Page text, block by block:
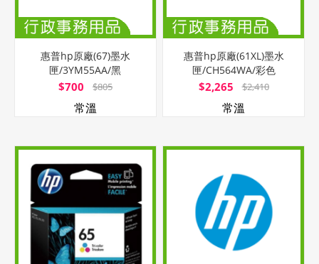
惠普hp原廠(67)墨水
匣/3YM55AA/黑
$700 $805
常溫
惠普hp原廠(61XL)墨水
匣/CH564WA/彩色
$2,265 $2,410
常溫